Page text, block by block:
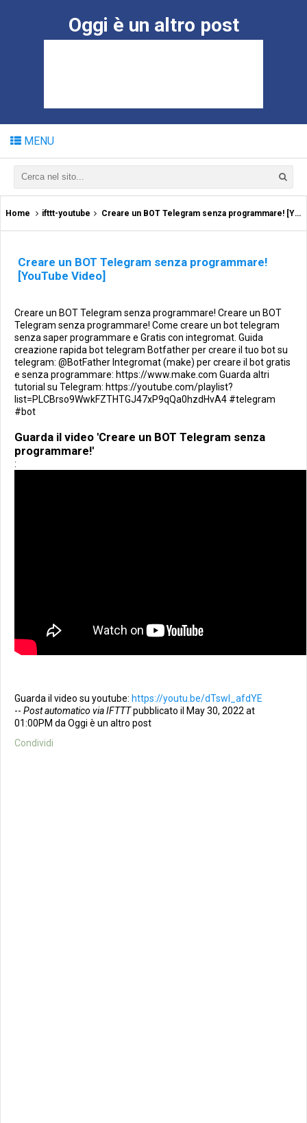
Oggi è un altro post
MENU
Home ifttt-youtube Creare un BOT Telegram senza programmare! [YouTube Video]
Creare un BOT Telegram senza programmare!
[YouTube Video]
Creare un BOT Telegram senza programmare! Creare un BOT
Telegram senza programmare! Come creare un bot telegram
senza saper programmare e Gratis con integromat. Guida
creazione rapida bot telegram Botfather per creare il tuo bot su
telegram: @BotFather Integromat (make) per creare il bot gratis
e senza programmare: https://www.make.com Guarda altri
tutorial su Telegram: https://youtube.com/playlist?
list=PLCBrso9WwkFZTHTGJ47xP9qQa0hzdHvA4 #telegram
#bot
Guarda il video 'Creare un BOT Telegram senza
programmare!'
:
Guarda il video su youtube: https://youtu.be/dTswl_afdYE
-- Post automatico via IFTTTpubblicato il May 30, 2022 at
01:00PM da Oggi è un altro post
Condividi